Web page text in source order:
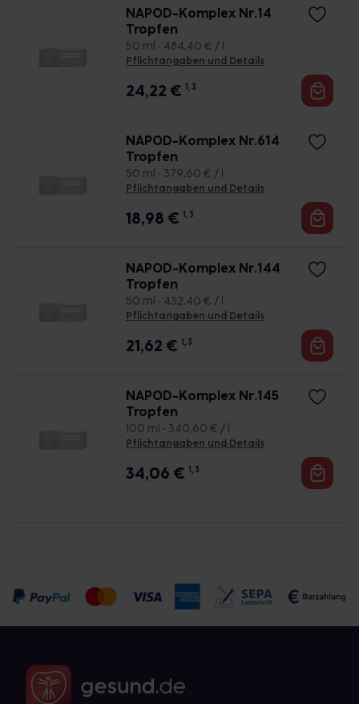
NAPOD-Komplex Nr.14
Tropfen
50 ml • 484,40 € / l
Pflichtangaben und Details
24,22 € 1, 3
NAPOD-Komplex Nr.614
Tropfen
50 ml • 379,60 € / l
Pflichtangaben und Details
18,98 € 1, 3
NAPOD-Komplex Nr.144
Tropfen
50 ml • 432,40 € / l
Pflichtangaben und Details
21,62 € 1, 3
NAPOD-Komplex Nr.145
Tropfen
100 ml • 340,60 € / l
Pflichtangaben und Details
34,06 € 1, 3